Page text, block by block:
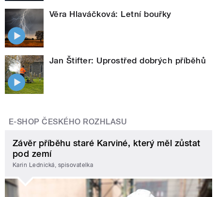
Věra Hlaváčková: Letní bouřky
Jan Štifter: Uprostřed dobrých příběhů
E-SHOP ČESKÉHO ROZHLASU
Závěr příběhu staré Karviné, který měl zůstat
pod zemí
Karin Lednická, spisovatelka